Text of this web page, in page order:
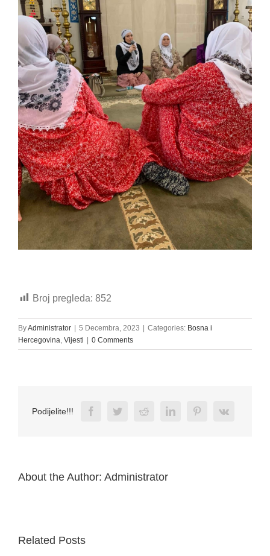
Broj pregleda: 852
ByAdministrator | 5 Decembra, 2023 | Categories: Bosna i
Hercegovina Vijesti | 0 Comments
Podijelite!!! FacebookTwitterRedditLinkedInPinterestVk
About the Author: Administrator
Related Posts